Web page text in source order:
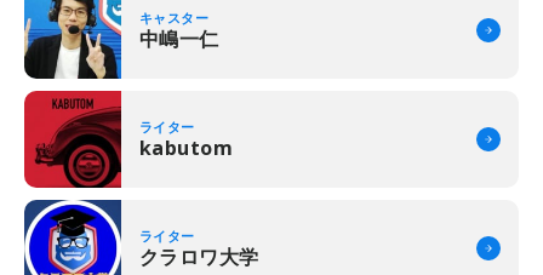
キャスター
中嶋一仁
ライター
kabutom
ライター
クラロワ大学